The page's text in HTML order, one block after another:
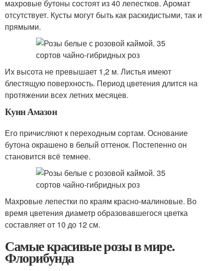
махровые бутоны состоят из 40 лепестков. Аромат
отсутствует. Кусты могут быть как раскидистыми, так и
прямыми.
Их высота не превышает 1,2 м. Листья имеют
блестящую поверхность. Период цветения длится на
протяжении всех летних месяцев.
Куин Амазон
Его причисляют к переходным сортам. Основание
бутона окрашено в белый оттенок. Постепенно он
становится всё темнее.
Махровые лепестки по краям красно-малиновые. Во
время цветения диаметр образовавшегося цветка
составляет от 10 до 12 см.
Самые красивые розы в мире.
Флорибунда